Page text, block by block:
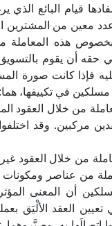
قيام البائع
معين من المشترين
هذه
أن يقوم
فإذا كانت صورة
مسلكين في تكييفها، هما:
من خلال العقود
مركبين. وقد
من خلال العقود
من عناصر ومكونات
أن المعنى
العقد الألْيَق